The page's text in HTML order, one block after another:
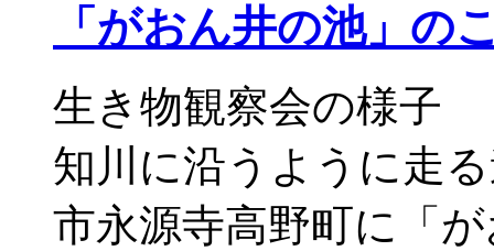
「がおん井の池」の
生き物観察会の様子
知川に沿うように走
市永源寺高野町に「